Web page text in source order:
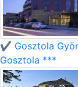
✔️ Gosztola
Gosztola ***